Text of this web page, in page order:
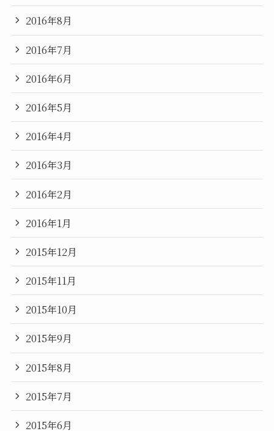
2016年8月
2016年7月
2016年6月
2016年5月
2016年4月
2016年3月
2016年2月
2016年1月
2015年12月
2015年11月
2015年10月
2015年9月
2015年8月
2015年7月
2015年6月